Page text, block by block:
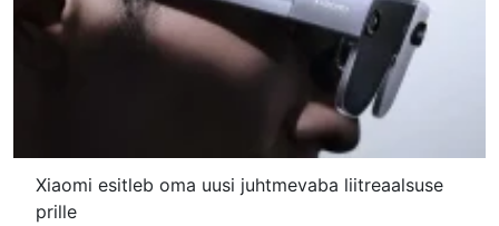
Xiaomi esitleb oma uusi juhtmevaba liitreaalsuse
prille